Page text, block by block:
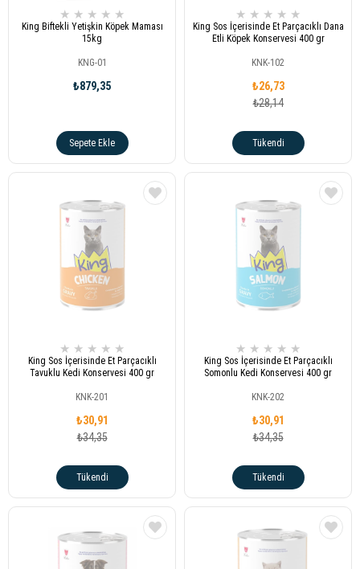
★ ★ ★ ★ ★
King Biftekli Yetişkin Köpek Maması
15kg
KNG-01
₺879,35
Sepete Ekle Tükendi
★ ★ ★ ★ ★
King Sos İçerisinde Et Parçacıklı Dana
Etli Köpek Konservesi 400 gr
KNK-102
₺26,73
₺28,14
Tükendi
★ ★ ★ ★ ★
King Sos İçerisinde Et Parçacıklı
Tavuklu Kedi Konservesi 400 gr
KNK-201
₺30,91
₺34,35
Tükendi
★ ★ ★ ★ ★
King Sos İçerisinde Et Parçacıklı
Somonlu Kedi Konservesi 400 gr
KNK-202
₺30,91
₺34,35